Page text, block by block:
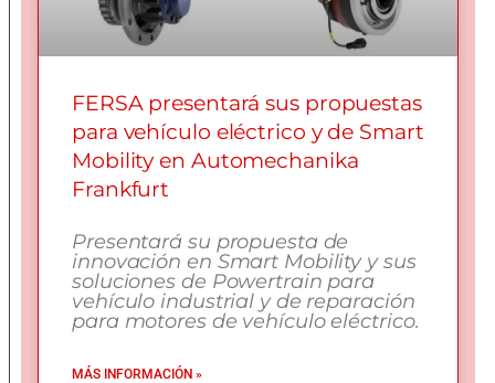
FERSA presentará sus propuestas
para vehículo eléctrico y de Smart
Mobility en Automechanika
Frankfurt
Presentará su propuesta de
innovación en Smart Mobility y sus
soluciones de Powertrain para
vehículo industrial y de reparación
para motores de vehículo eléctrico.
MÁS INFORMACIÓN »